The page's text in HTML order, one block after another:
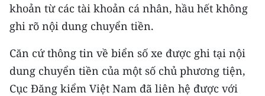
CHƯƠNG TRÌNH OCOP - MỖI XÃ
MỘT SẢN PHẨM
RADIO
MEDIA CENTER
khoản từ các tài khoản cá nhân, hầu hết không
ghi rõ nội dung chuyển tiền.
Căn cứ thông tin về biển số xe được ghi tại nội
dung chuyển tiền của một số chủ phương tiện,
Cục Đăng kiểm Việt Nam đã liên hệ được với